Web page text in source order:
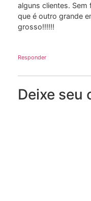
alguns clientes.
que é outro grande
grosso!!!!!!
Responder
Deixe seu